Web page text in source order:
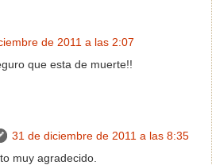
de 2011 a las 2:07
que esta de muerte!!
31 de diciembre de 2011 a las 8:35
muy agradecido.